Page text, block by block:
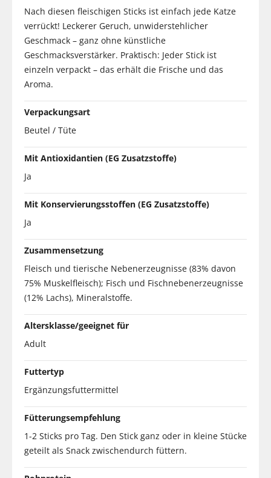
Nach diesen fleischigen Sticks ist einfach jede Katze
verrückt! Leckerer Geruch, unwiderstehlicher
Geschmack – ganz ohne künstliche
Geschmacksverstärker. Praktisch: Jeder Stick ist
einzeln verpackt – das erhält die Frische und das
Aroma.
Verpackungsart
Beutel / Tüte
Mit Antioxidantien (EG Zusatzstoffe)
Ja
Mit Konservierungsstoffen (EG Zusatzstoffe)
Ja
Zusammensetzung
Fleisch und tierische Nebenerzeugnisse (83% davon
75% Muskelfleisch); Fisch und Fischnebenerzeugnisse
(12% Lachs), Mineralstoffe.
Altersklasse/geeignet für
Adult
Futtertyp
Ergänzungsfuttermittel
Fütterungsempfehlung
1-2 Sticks pro Tag. Den Stick ganz oder in kleine Stücke
geteilt als Snack zwischendurch füttern.